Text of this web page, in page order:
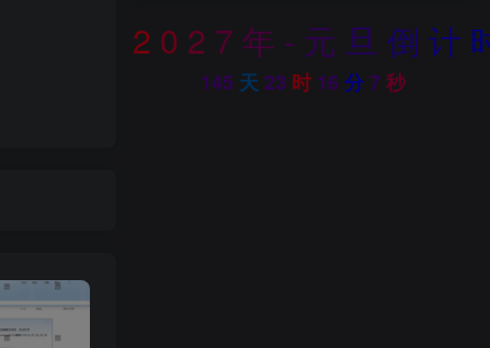
2 0 2 7 年 - 元 旦 倒 计
145 天 23 时 16 分6秒